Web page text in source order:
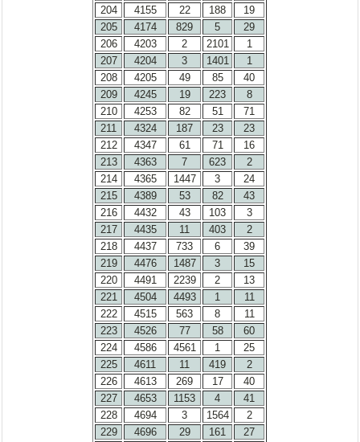
204
4155 22 188
19
205
4174 829 5
29
206
4203 2 2101
1
207
4204 3 1401
1
208
4205 49 85
40
209
4245 19 223
8
210
4253 82 51
71
211
4324 187 23
23
212
4347 61 71
16
213
4363 7 623
2
214
4365 1447 3
24
215
4389 53 82
43
216
4432 43 103
3
217
4435 11 403
2
218
4437 733 6
39
219
4476 1487 3
15
220
4491 2239 2
13
221
4504 4493 1
11
222
4515 563 8
11
223
4526 77 58
60
224
4586 4561 1
25
225
4611 11 419
2
226
4613 269 17
40
227
4653 1153 4
41
228
4694 3 1564
2
229
4696 29 161
27